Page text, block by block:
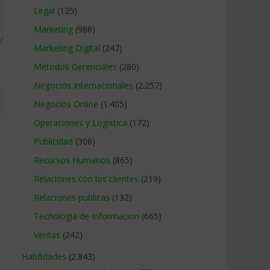
Legal (125)
Marketing (988)
Marketing Digital (247)
Métodos Gerenciales (280)
Negocios Internacionales (2.257)
Negocios Online (1.405)
Operaciones y Logística (172)
Publicidad (306)
Recursos Humanos (865)
Relaciones con los clientes (219)
Relaciones publicas (132)
Tecnologia de Informacion (665)
Ventas (242)
Habilidades (2.843)